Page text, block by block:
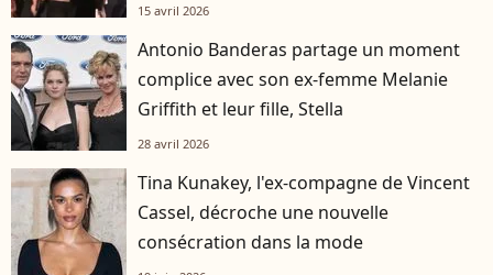
15 avril 2026
Antonio Banderas partage un moment
complice avec son ex-femme Melanie
Griffith et leur fille, Stella
28 avril 2026
Tina Kunakey, l'ex-compagne de Vincent
Cassel, décroche une nouvelle
consécration dans la mode